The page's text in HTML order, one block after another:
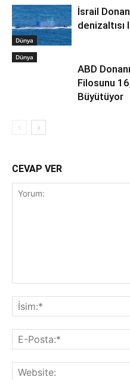
Dünya
İsrail
denizaltısı
Dünya
ABD
Filosunu
Büyütüyor
CEVAP VER